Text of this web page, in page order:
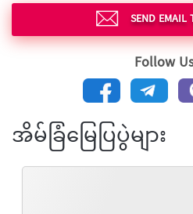
SEND EMAIL
Follow
အိမ်ခြံမြေပြပွဲများ